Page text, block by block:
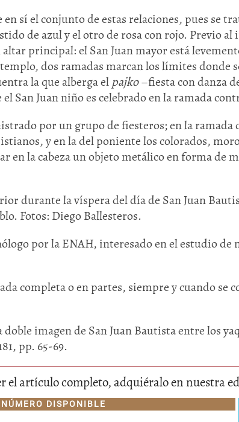
sí el conjunto de estas relaciones, pues se
de azul y el otro de rosa con rojo. Previo al
principal: el San Juan mayor está
dos ramadas marcan los límites donde
la que alberga el pajko–fiesta con danza
San Juan niño es celebrado en la ramada
por un grupo de fiesteros; en la ramada
y en la del poniente los colorados,
en la cabeza un objeto metálico en forma de
durante la víspera del día de San Juan
Fotos: Diego Ballesteros.
por la ENAH, interesado en el estudio
completa o en partes, siempre y cuando se
doble imagen de San Juan Bautista entre los
pp. 65-69.
el artículo completo, adquiéralo en nuestra
NÚMERO DISPONIBLE